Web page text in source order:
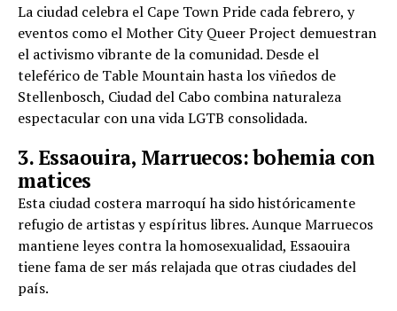
La ciudad celebra el Cape Town Pride cada febrero, y
eventos como el Mother City Queer Project demuestran
el activismo vibrante de la comunidad. Desde el
teleférico de Table Mountain hasta los viñedos de
Stellenbosch, Ciudad del Cabo combina naturaleza
espectacular con una vida LGTB consolidada.
3. Essaouira, Marruecos: bohemia con
matices
Esta ciudad costera marroquí ha sido históricamente
refugio de artistas y espíritus libres. Aunque Marruecos
mantiene leyes contra la homosexualidad, Essaouira
tiene fama de ser más relajada que otras ciudades del
país.